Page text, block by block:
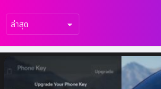
เรื่อง
ล่าสุด